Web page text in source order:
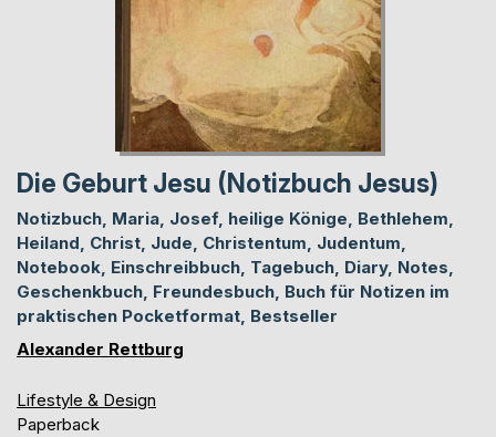
Die Geburt Jesu (Notizbuch Jesus)
Notizbuch, Maria, Josef, heilige Könige, Bethlehem,
Heiland, Christ, Jude, Christentum, Judentum,
Notebook, Einschreibbuch, Tagebuch, Diary, Notes,
Geschenkbuch, Freundesbuch, Buch für Notizen im
praktischen Pocketformat, Bestseller
Alexander Rettburg
Lifestyle & Design
Paperback